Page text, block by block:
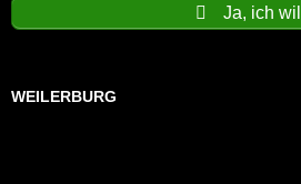
Ja, ich will
WEILERBURG